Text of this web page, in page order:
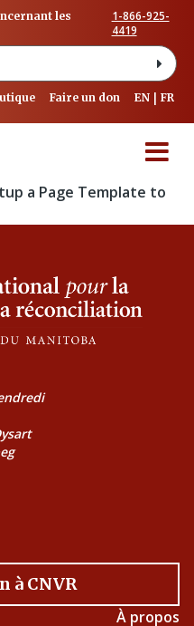
les
1-866-925-
4419
Faire un don EN FR
a Page Template to
à CNVR
À propos